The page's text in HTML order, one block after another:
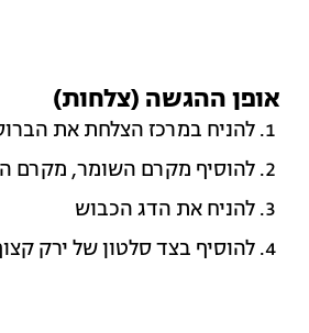
אופן ההגשה (צלחות)
להניח במרכז הצלחת את
להוסיף מקרם השומר, מקרם
להניח את הדג הכבוש
להוסיף בצד סלטון של ירק